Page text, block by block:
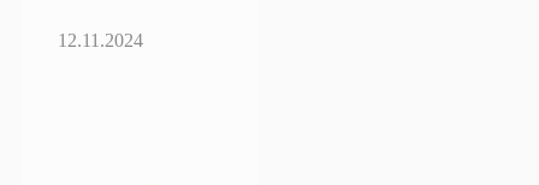
12.11.2024